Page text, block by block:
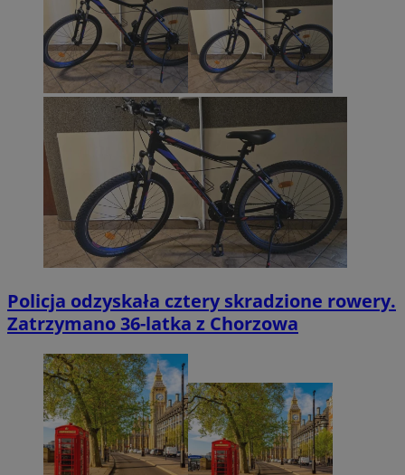
Policja odzyskała cztery skradzione rowery.
Zatrzymano 36-latka z Chorzowa